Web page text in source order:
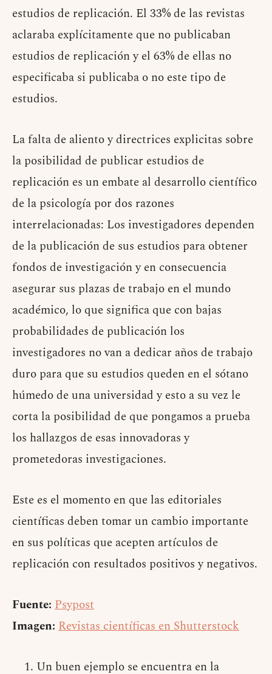
estudios de replicación. El 33% de las revistas
aclaraba explícitamente que no publicaban
estudios de replicación y el 63% de ellas no
especificaba si publicaba o no este tipo de
estudios.
La falta de aliento y directrices explicitas sobre
la posibilidad de publicar estudios de
replicación es un embate al desarrollo científico
de la psicología por dos razones
interrelacionadas: Los investigadores dependen
de la publicación de sus estudios para obtener
fondos de investigación y en consecuencia
asegurar sus plazas de trabajo en el mundo
académico, lo que significa que con bajas
probabilidades de publicación los
investigadores no van a dedicar años de trabajo
duro para que su estudios queden en el sótano
húmedo de una universidad y esto a su vez le
corta la posibilidad de que pongamos a prueba
los hallazgos de esas innovadoras y
prometedoras investigaciones.
Este es el momento en que las editoriales
científicas deben tomar un cambio importante
en sus políticas que acepten artículos de
replicación con resultados positivos y negativos.
Fuente: Psypost
Imagen: Revistas científicas en Shutterstock
Un buen ejemplo se encuentra en la